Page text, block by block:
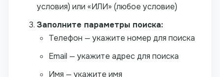
условия) или «ИЛИ» (любое условие)
Заполните параметры поиска:
Телефон — укажите номер для поиска
Email — укажите адрес для поиска
Имя — укажите имя